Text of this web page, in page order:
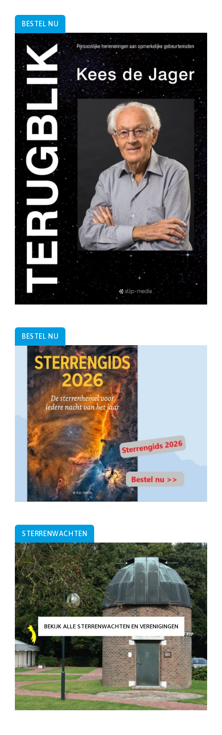
BESTEL NU
BESTEL NU
STERRENWACHTEN
BEKIJK ALLE STERRENWACHTEN EN VERENIGINGEN